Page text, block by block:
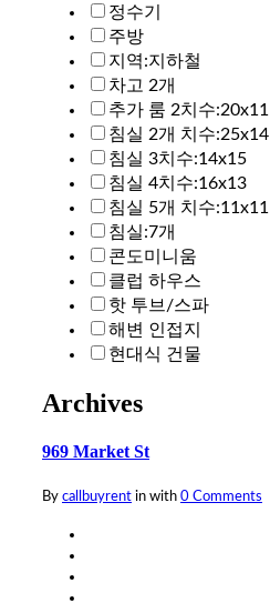
정수기
주방
지역:지하철
차고 2개
추가 룸 2치수:20x11
침실 2개 치수:25x14
침실 3치수:14x15
침실 4치수:16x13
침실 5개 치수:11x11
침실:7개
콘도미니움
클럽 하우스
핫 투브/스파
해변 인접지
현대식 건물
Archives
969 Market St
By callbuyrent in with 0 Comments